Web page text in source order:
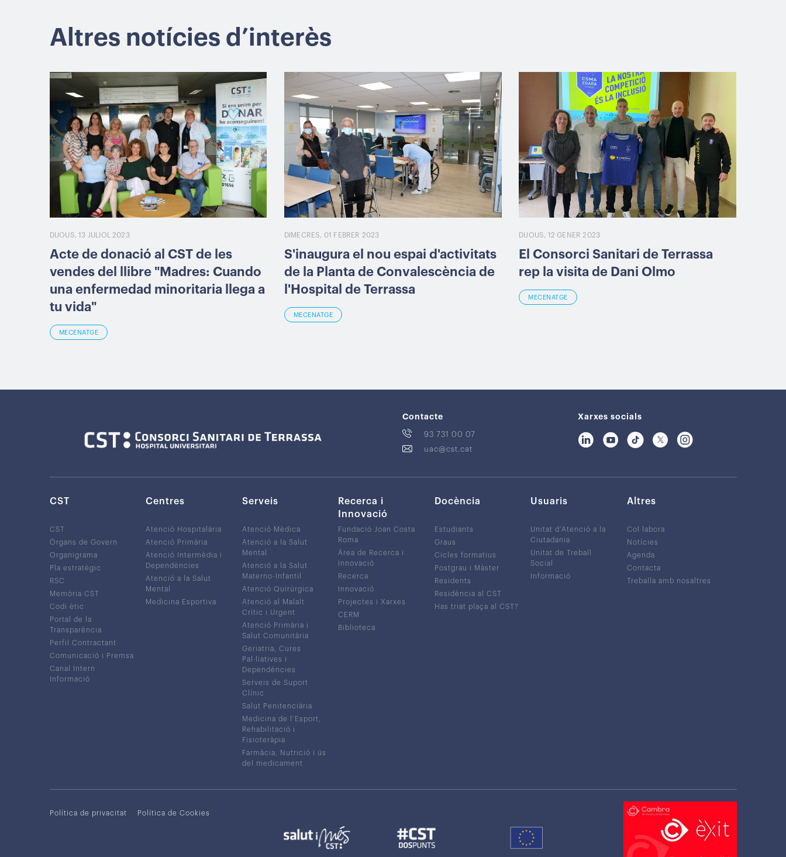
Altres notícies d’interès
DIJOUS, 13 JULIOL 2023
Acte de donació al CST de les
vendes del llibre "Madres: Cuando
una enfermedad minoritaria llega a
tu vida"
MECENATGE
DIMECRES, 01 FEBRER 2023
S'inaugura el nou espai d'activitats
de la Planta de Convalescència de
l'Hospital de Terrassa
MECENATGE
DIJOUS, 12 GENER 2023
El Consorci Sanitari de Terrassa
rep la visita de Dani Olmo
MECENATGE
Contacte
93 731 00 07
uac@cst.cat
Xarxes socials
CST
CST
Òrgans de Govern
Organigrama
Pla estratègic
RSC
Memòria CST
Codi ètic
Portal de la
Transparència
Perfil Contractant
Comunicació i Premsa
Canal Intern
Informació
Centres
Atenció Hospitalària
Atenció Primària
Atenció Intermèdia i
Dependències
Atenció a la Salut
Mental
Medicina Esportiva
Serveis
Atenció Mèdica
Atenció a la Salut
Mental
Atenció a la Salut
Materno-Infantil
Atenció Quirúrgica
Atenció al Malalt
Crític i Urgent
Atenció Primària i
Salut Comunitària
Geriatria, Cures
Pal·liatives i
Dependències
Serveis de Suport
Clínic
Salut Penitenciària
Medicina de l’Esport,
Rehabilitació i
Fisioteràpia
Farmàcia, Nutrició i ús
del medicament
Recerca i
Innovació
Fundació Joan Costa
Roma
Àrea de Recerca i
Innovació
Recerca
Innovació
Projectes i Xarxes
CERM
Biblioteca
Docència
Estudiants
Graus
Cicles formatius
Postgrau i Màster
Residents
Residència al CST
Has triat plaça al CST?
Usuaris
Unitat d’Atenció a la
Ciutadania
Unitat de Treball
Social
Informació
Altres
Col·labora
Notícies
Agenda
Contacta
Treballa amb nosaltres
Política de privacitat Política de Cookies